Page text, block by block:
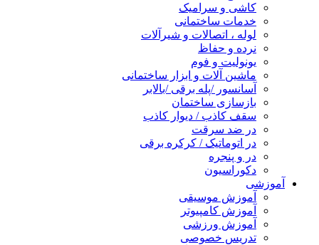
کاشی و سرامیک
خدمات ساختمانی
لوله ، اتصالات و شیرآلات
نرده و حفاظ
یونولیت و فوم
ماشین آلات و ابزار ساختمانی
آسانسور /پله برقی /بالابر
بازسازی ساختمان
سقف کاذب / دیوار کاذب
در ضد سرقت
در اتوماتیک / کرکره برقی
در و پنجره
دکوراسیون
آموزشی
آموزش موسیقی
آموزش کامپیوتر
آموزش ورزشی
تدریس خصوصی